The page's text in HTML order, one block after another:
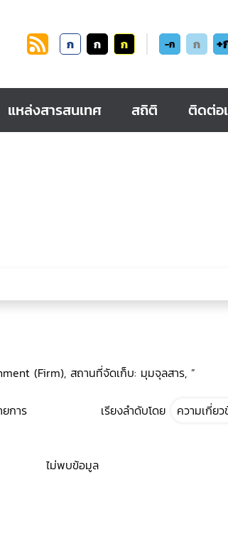
ก ก ก -ก ก +
แหล่งสารสนเทศ สถิติ ติดต่อ
(Firm), สถานที่จัดเก็บ: มุมจุลสาร, ”
การ เรียงลำดับโดย
ไม่พบข้อมูล